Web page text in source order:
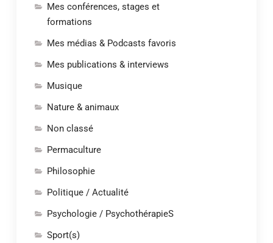
Mes conférences, stages et
formations
Mes médias & Podcasts favoris
Mes publications & interviews
Musique
Nature & animaux
Non classé
Permaculture
Philosophie
Politique / Actualité
Psychologie / PsychothérapieS
Sport(s)